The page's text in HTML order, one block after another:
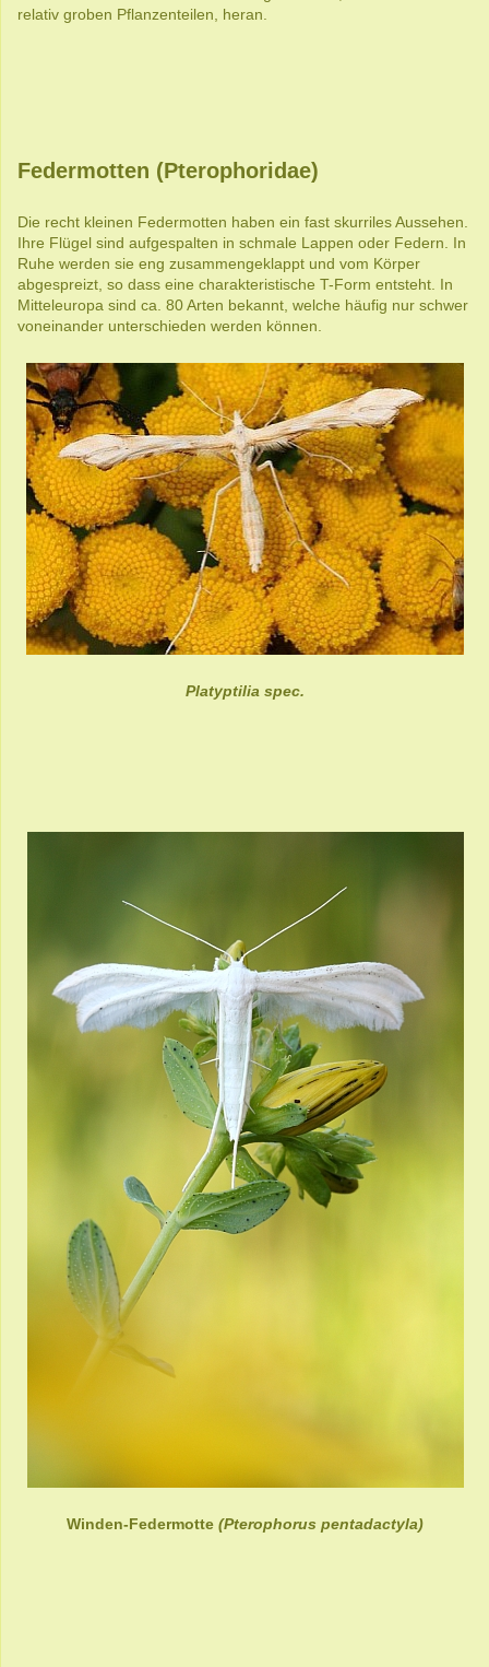
relativ groben Pflanzenteilen, heran.
Federmotten (Pterophoridae)
Die recht kleinen Federmotten haben ein fast skurriles Aussehen.
Ihre Flügel sind aufgespalten in schmale Lappen oder Federn. In
Ruhe werden sie eng zusammengeklappt und vom Körper
abgespreizt, so dass eine charakteristische T-Form entsteht. In
Mitteleuropa sind ca. 80 Arten bekannt, welche häufig nur schwer
voneinander unterschieden werden können.
Platyptilia spec.
Winden-Federmotte (Pterophorus pentadactyla)